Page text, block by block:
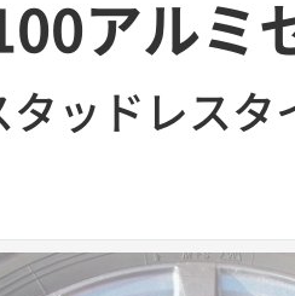
アルミ
タッドレスタ